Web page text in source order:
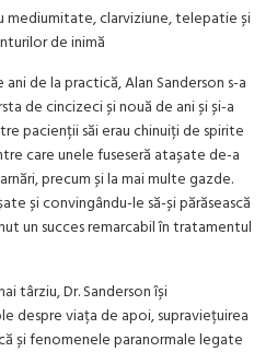
mediumitate, clarviziune, telepatie și
de inimă
de la practică, Alan Sanderson s-a
de cincizeci și nouă de ani și și-a
pacienții săi erau chinuiți de spirite
care unele fuseseră atașate de-a
precum și la mai multe gazde.
și convingându-le să-și părăsească
un succes remarcabil în tratamentul
târziu, Dr. Sanderson își
despre viața de apoi, supraviețuirea
și fenomenele paranormale legate